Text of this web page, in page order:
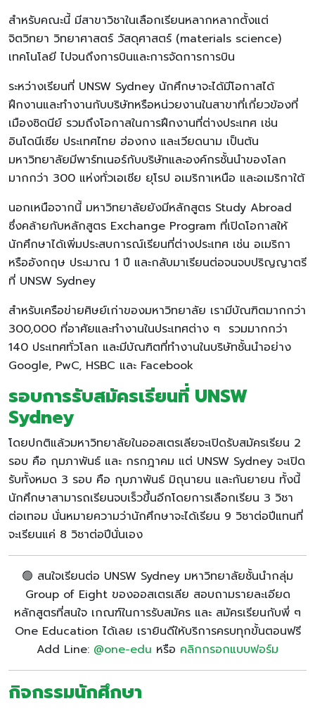
สำหรับคณะนี้ มีสาขาวิชาในเลือกเรียนหลากหลากตั้งแต่
จิตวิทยา วิทยาศาสตร์ วัสดุศาสตร์ (materials science)
เทคโนโลยี ไปจนถึงการบินและการจัดการการบิน
ระหว่างเรียนที่ UNSW Sydney นักศึกษาจะได้มีโอกาสได้
ฝึกงานและทำงานกับบริษัทหรือหน่วยงานในสาขาที่เกี่ยวข้องที่
เมืองซิดนีย์ รวมถึงโอกาสในการฝึกงานที่ต่างประเทศ เช่น
อินโดนีเซีย ประเทศไทย ฮ่องกง และเวียดนาม เป็นต้น
มหาวิทยาลัยมีพาร์ทเนอร์กับบริษัทและองค์กรชั้นนำของโลก
มากกว่า 300 แห่งทั่วเอเชีย ยุโรป อเมริกาเหนือ และอเมริกาใต้
นอกเหนือจากนี้ มหาวิทยาลัยยังมีหลักสูตร Study Abroad
ซึ่งคล้ายกับหลักสูตร Exchange Program ที่เปิดโอกาสให้
นักศึกษาได้เพิ่มประสบการณ์เรียนที่ต่างประเทศ เช่น อเมริกา
หรืออังกฤษ ประมาณ 1 ปี และกลับมาเรียนต่อจนจบปริญญาตรี
ที่ UNSW Sydney
สำหรับเครือข่ายศิษย์เก่าของมหาวิทยาลัย เรามีบัณฑิตมากกว่า
300,000 ที่อาศัยและทำงานในประเทศต่าง ๆ รวมมากกว่า
140 ประเทศทั่วโลก และมีบัณฑิตที่ทำงานในบริษัทชั้นนำอย่าง
Google, PwC, HSBC และ Facebook
รอบการรับสมัครเรียนที่ UNSW
Sydney
โดยปกติแล้วมหาวิทยาลัยในออสเตรเลียจะเปิดรับสมัครเรียน 2
รอบ คือ กุมภาพันธ์ และ กรกฎาคม แต่ UNSW Sydney จะเปิด
รับทั้งหมด 3 รอบ คือ กุมภาพันธ์ มิถุนายน และกันยายน ทั้งนี้
นักศึกษาสามารถเรียนจบเร็วขึ้นอีกโดยการเลือกเรียน 3 วิชา
ต่อเทอม นั่นหมายความว่านักศึกษาจะได้เรียน 9 วิชาต่อปีแทนที่
จะเรียนแค่ 8 วิชาต่อปีนั่นเอง
🟢 สนใจเรียนต่อ UNSW Sydney มหาวิทยาลัยชั้นนำกลุ่ม
Group of Eight ของออสเตรเลีย สอบถามรายละเอียด
หลักสูตรที่สนใจ เกณฑ์ในการรับสมัคร และ สมัครเรียนกับพี่ ๆ
One Education ได้เลย เรายินดีให้บริการครบทุกขั้นตอนฟรี
Add Line: @one-edu หรือ คลิกกรอกแบบฟอร์ม
กิจกรรมนักศึกษา